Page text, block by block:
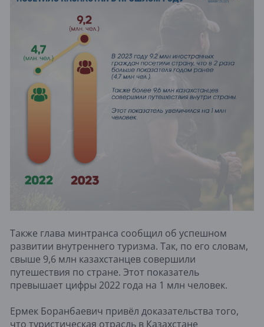
Также глава минтранса сообщил об успешном
развитии внутреннего туризма. Так, по его словам,
свыше 9,6 млн казахстанцев совершили
путешествия по стране. Этот показатель
превышает цифры 2022 года на 1 млн человек.
Ермек Боранбаевич привёл доказательства того,
что туристическая отрасль в Казахстане